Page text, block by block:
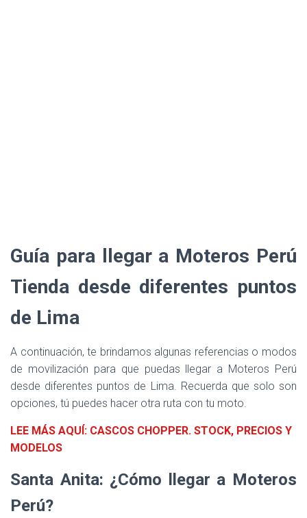
Guía para llegar a Moteros Perú
Tienda desde diferentes puntos
de Lima
A continuación, te brindamos algunas referencias o modos
de movilización para que puedas llegar a Moteros Perú
desde diferentes puntos de Lima. Recuerda que solo son
opciones, tú puedes hacer otra ruta con tu moto.
LEE MÁS AQUÍ: CASCOS CHOPPER. STOCK, PRECIOS Y
MODELOS
Santa Anita: ¿Cómo llegar a Moteros
Perú?